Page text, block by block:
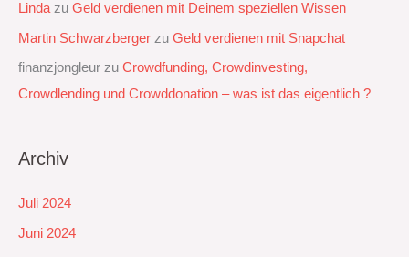
Linda zu Geld verdienen mit Deinem speziellen Wissen
Martin Schwarzberger zu Geld verdienen mit Snapchat‭
finanzjongleur zu Crowdfunding, Crowdinvesting,
Crowdlending und Crowddonation – was ist das eigentlich ?
Archiv
Juli 2024
Juni 2024